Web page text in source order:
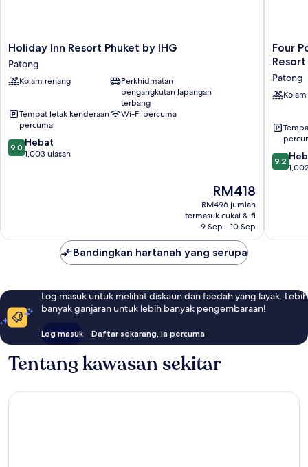
Holiday
Inn
Resort
Phuket
IHG
Patong
Holiday Inn Resort Phuket by IHG
Patong
Kolam renang
Perkhidmatan
pengangkutan lapangan
terbang
Tempat letak kenderaan
percuma
Wi-Fi percuma
9.0
daripada
9.0 Hebat
1,003 ulasan
Harga
ialah
RM418
RM418
RM496 jumlah
termasuk cukai & fi
9 Sep - 10 Sep
Four
Points
Phuket
Resort
Patong
Four
Resort
Patong
9.2
9.2
Bandingkan hartanah yang serupa
Log masuk untuk melihat diskaun dan faedah yang layak. Lebih
banyak ganjaran untuk lebih banyak pengembaraan!
Log masuk Daftar sekarang, ia percuma
Tentang kawasan sekitar